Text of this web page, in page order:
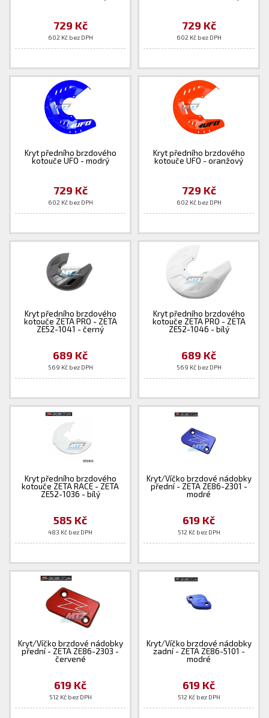
729 Kč
602 Kč bez DPH
729 Kč
602 Kč bez DPH
Kryt předního brzdového
kotouče UFO - modrý
729 Kč
602 Kč bez DPH
Kryt předního brzdového
kotouče UFO - oranžový
729 Kč
602 Kč bez DPH
Kryt předního brzdového
kotouče ZETA PRO - ZETA
ZE52-1041 - černý
689 Kč
569 Kč bez DPH
Kryt předního brzdového
kotouče ZETA PRO - ZETA
ZE52-1046 - bílý
689 Kč
569 Kč bez DPH
Kryt předního brzdového
kotouče ZETA RACE - ZETA
ZE52-1036 - bílý
585 Kč
483 Kč bez DPH
Kryt/Víčko brzdové nádobky
přední - ZETA ZE86-2301 -
modré
619 Kč
512 Kč bez DPH
Kryt/Víčko brzdové nádobky
přední - ZETA ZE86-2303 -
červené
619 Kč
512 Kč bez DPH
Kryt/Víčko brzdové nádobky
zadní - ZETA ZE86-5101 -
modré
619 Kč
512 Kč bez DPH